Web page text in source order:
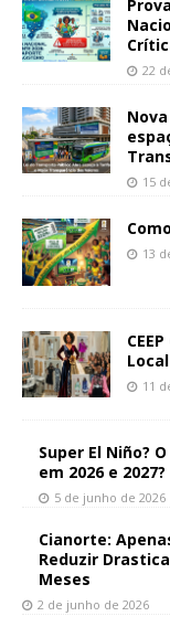
22
15
13
11
Super El Niño?
em 2026 e 2027?
5 de junho de 2026
Cianorte:
Reduzir
Meses
2 de junho de 2026